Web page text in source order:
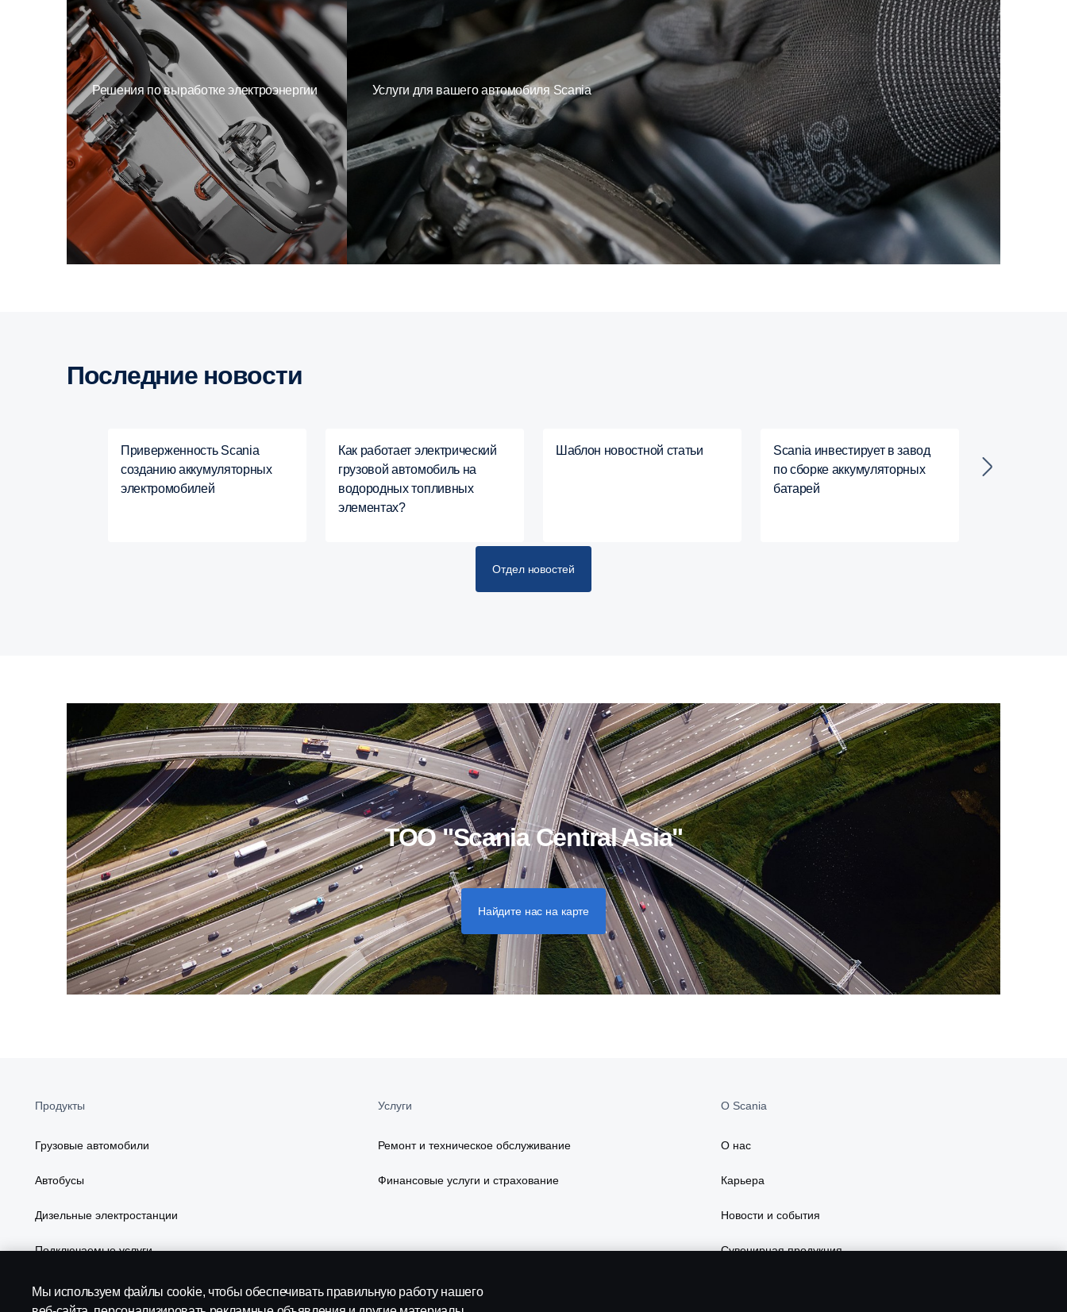
Решения по выработке электроэнергии Услуги для вашего автомобиля Scania
Последние новости
Приверженность Scania
созданию аккумуляторных
электромобилей
Как работает электрический
грузовой автомобиль на
водородных топливных
элементах?
Шаблон новостной статьи
Scania инвестирует в завод
по сборке аккумуляторных
батарей
Отдел новостей
ТОО "Scania Central Asia"
Найдите нас на карте
Продукты
Грузовые автомобили
Автобусы
Дизельные электростанции
Подключаемые услуги
Услуги
Ремонт и техническое обслуживание
Финансовые услуги и страхование
О Scania
О нас
Карьера
Новости и события
Сувенирная продукция
Мы используем файлы cookie, чтобы обеспечивать правильную работу нашего